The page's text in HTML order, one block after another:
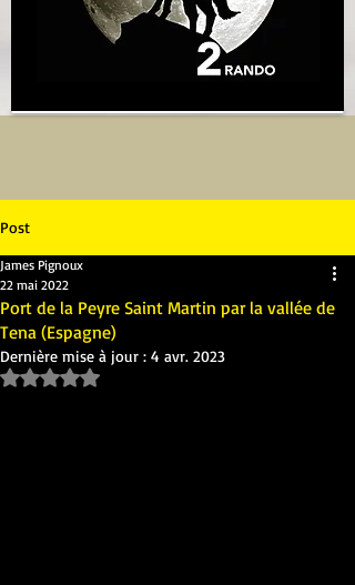
Post
Port de la Peyre Saint Martin par la vallée de
Tena (Espagne)
James Pignoux
22 mai 2022
Dernière mise à jour : 4 avr. 2023
Noté NaN étoiles sur 5.